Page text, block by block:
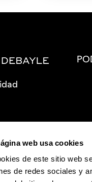
web usa cookies
de este sitio web
de redes sociales y